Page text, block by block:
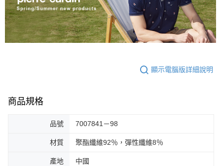
顯示電腦版詳細說明
商品規格
品號 7007841－98
材質 聚酯纖維92％，彈性纖維8％
產地 中國